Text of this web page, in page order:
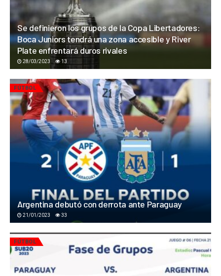
Se definieron los grupos de la Copa Libertadores:
Boca Juniors tendrá una zona accesible y River
Plate enfrentará duros rivales
28/03/2023 13
FÚTBOL
Argentina debutó con derrota ante Paraguay
21/01/2023 33
FÚTBOL